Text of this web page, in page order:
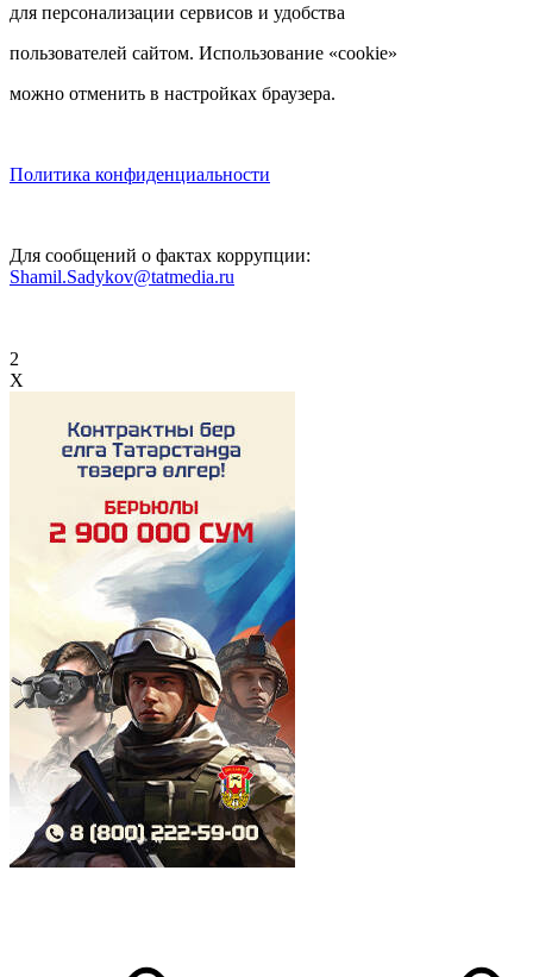
для персонализации сервисов и удобства
пользователей сайтом. Использование «cookie»
можно отменить в настройках браузера.
Политика конфиденциальности
Для сообщений о фактах коррупции:
Shamil.Sadykov@tatmedia.ru
2
X